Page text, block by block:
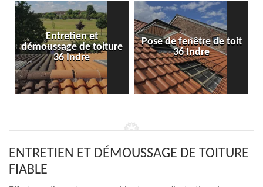
Entretien et
démoussage de toiture
36 Indre
Pose de fenêtre de toit
36 Indre
ENTRETIEN ET DÉMOUSSAGE DE TOITURE
FIABLE